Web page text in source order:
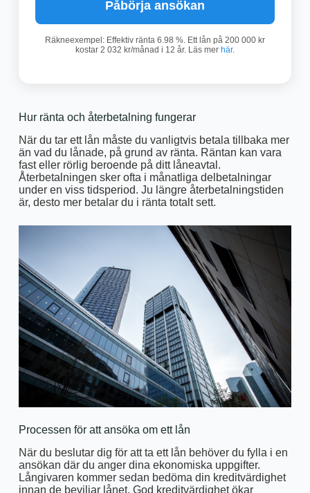
Påbörja ansökan
Räkneexempel: Effektiv ränta 6.98 %. Ett lån på 200 000 kr
kostar 2 032 kr/månad i 12 år. Läs mer här.
Hur ränta och återbetalning fungerar
När du tar ett lån måste du vanligtvis betala tillbaka mer
än vad du lånade, på grund av ränta. Räntan kan vara
fast eller rörlig beroende på ditt låneavtal.
Återbetalningen sker ofta i månatliga delbetalningar
under en viss tidsperiod. Ju längre återbetalningstiden
är, desto mer betalar du i ränta totalt sett.
Processen för att ansöka om ett lån
När du beslutar dig för att ta ett lån behöver du fylla i en
ansökan där du anger dina ekonomiska uppgifter.
Långivaren kommer sedan bedöma din kreditvärdighet
innan de beviljar lånet. God kreditvärdighet ökar